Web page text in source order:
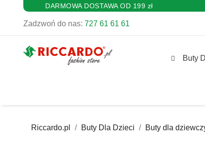
DARMOWA DOSTAWA OD 199 zł
Zadzwoń do nas: 727 61 61 61
Buty
Riccardo.pl Buty Dla Dzieci Buty dla